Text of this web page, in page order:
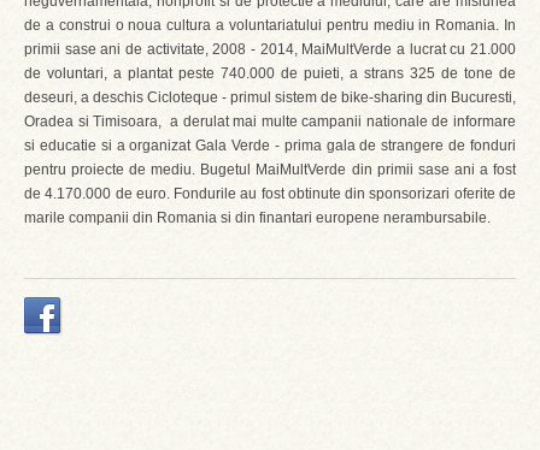
de a construi o noua cultura a voluntariatului pentru mediu in Romania. In
primii sase ani de activitate, 2008 - 2014, MaiMultVerde a lucrat cu 21.000
de voluntari, a plantat peste 740.000 de puieti, a strans 325 de tone de
deseuri, a deschis Cicloteque - primul sistem de bike-sharing din Bucuresti,
Oradea si Timisoara, a derulat mai multe campanii nationale de informare
si educatie si a organizat Gala Verde - prima gala de strangere de fonduri
pentru proiecte de mediu. Bugetul MaiMultVerde din primii sase ani a fost
de 4.170.000 de euro. Fondurile au fost obtinute din sponsorizari oferite de
marile companii din Romania si din finantari europene nerambursabile.